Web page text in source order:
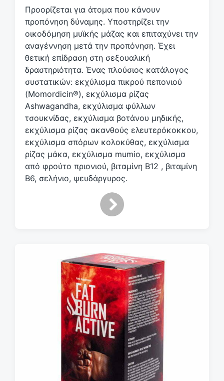
έ
α
Προορίζεται για άτομα που κάνουν
προπόνηση δύναμης. Υποστηρίζει την
οικοδόμηση μυϊκής μάζας και επιταχύνει την
αναγέννηση μετά την προπόνηση. Έχει
θετική επίδραση στη σεξουαλική
δραστηριότητα. Ένας πλούσιος κατάλογος
συστατικών: εκχύλισμα πικρού πεπονιού
(Momordicin®), εκχύλισμα ρίζας
Ashwagandha, εκχύλισμα φύλλων
τσουκνίδας, εκχύλισμα βοτάνου μηδικής,
εκχύλισμα ρίζας ακανθούς ελευτερόκοκκου,
εκχύλισμα σπόρων κολοκύθας, εκχύλισμα
ρίζας μάκα, εκχύλισμα mumio, εκχύλισμα
από φρούτο πριονιού, βιταμίνη Β12 , βιταμίνη
Β6, σελήνιο, ψευδάργυρος.